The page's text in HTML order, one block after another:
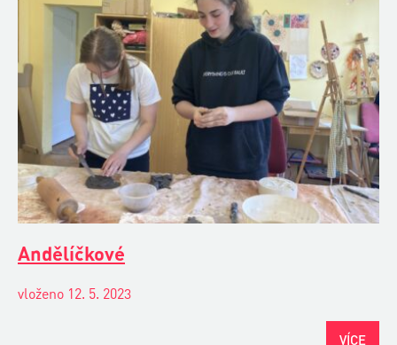
Andělíčkové
vloženo 12. 5. 2023
VÍCE